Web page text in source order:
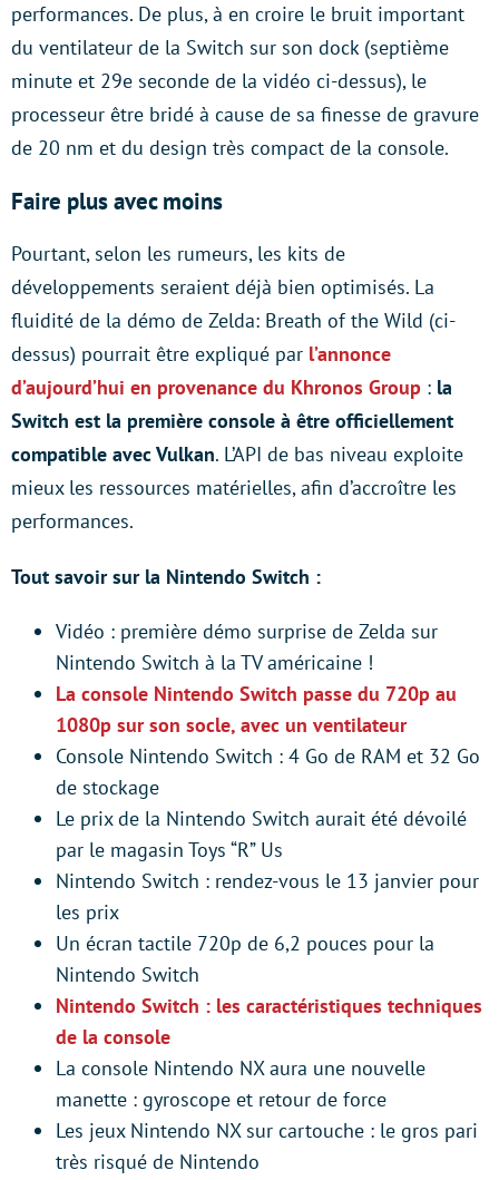
performances. De plus, à en croire le bruit important
du ventilateur de la Switch sur son dock (septième
minute et 29e seconde de la vidéo ci-dessus), le
processeur être bridé à cause de sa finesse de gravure
de 20 nm et du design très compact de la console.
Faire plus avec moins
Pourtant, selon les rumeurs, les kits de
développements seraient déjà bien optimisés. La
fluidité de la démo de Zelda: Breath of the Wild (ci-
dessus) pourrait être expliqué par l’annonce
d’aujourd’hui en provenance du Khronos Group : la
Switch est la première console à être officiellement
compatible avec Vulkan. L’API de bas niveau exploite
mieux les ressources matérielles, afin d’accroître les
performances.
Tout savoir sur la Nintendo Switch :
Vidéo : première démo surprise de Zelda sur
Nintendo Switch à la TV américaine !
La console Nintendo Switch passe du 720p au
1080p sur son socle, avec un ventilateur
Console Nintendo Switch : 4 Go de RAM et 32 Go
de stockage
Le prix de la Nintendo Switch aurait été dévoilé
par le magasin Toys “R” Us
Nintendo Switch : rendez-vous le 13 janvier pour
les prix
Un écran tactile 720p de 6,2 pouces pour la
Nintendo Switch
Nintendo Switch : les caractéristiques techniques
de la console
La console Nintendo NX aura une nouvelle
manette : gyroscope et retour de force
Les jeux Nintendo NX sur cartouche : le gros pari
très risqué de Nintendo